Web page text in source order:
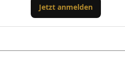
Jetzt anmelden